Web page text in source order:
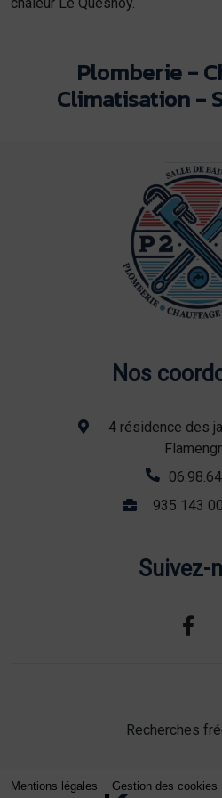
Plomberie -
Climatisation -
Nos
4 résidence des
935 143
Suivez-
Recherches
Mentions légales Gestion des cookies